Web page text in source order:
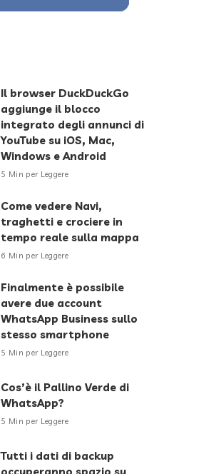
Il browser DuckDuckGo
aggiunge il blocco
integrato degli annunci di
YouTube su iOS, Mac,
Windows e Android
5 Min per Leggere
Come vedere Navi,
traghetti e crociere in
tempo reale sulla mappa
6 Min per Leggere
Finalmente è possibile
avere due account
WhatsApp Business sullo
stesso smartphone
5 Min per Leggere
Cos’è il Pallino Verde di
WhatsApp?
5 Min per Leggere
Tutti i dati di backup